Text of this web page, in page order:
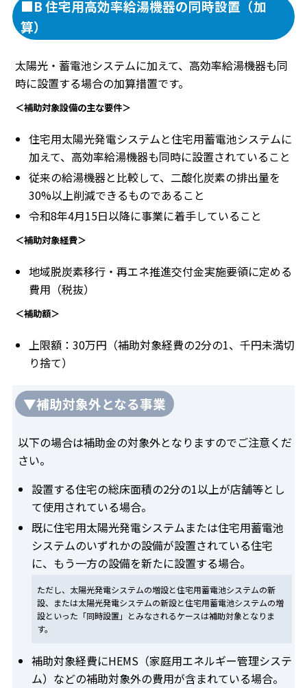
■B 住宅用高効率給湯機器の同時設置（加
算）
太陽光・蓄電池システムに加えて、高効率給湯機器も同
時に設置する場合の加算措置です。
＜補助対象設備の主な要件＞
住宅用太陽光発電システムと住宅用蓄電池システムに
加えて、高効率給湯機器も同時に設置されていること
従来の給湯機器と比較して、二酸化炭素の排出量を
30%以上削減できるものであること
令和8年4月15日以降に事業に着手していること
＜補助対象経費＞
地域脱炭素移行・再エネ推進交付金実施要領に定める
費用（税抜）
＜補助額＞
上限額：30万円（補助対象経費の2分の1、千円未満切
り捨て）
▼補助対象外となる事業
以下の場合は補助金の対象外となりますのでご注意くだ
さい。
設置する住宅の総床面積の2分の1以上が店舗等とし
て使用されている場合。
既に住宅用太陽光発電システムまたは住宅用蓄電池
システムのいずれかの設備が設置されている住宅
に、もう一方の設備を新たに設置する場合。
ただし、太陽光発電システムの増設と住宅用蓄電池システムの新
設、または太陽光発電システムの新設と住宅用蓄電池システムの増
設といった「同時設置」とみなされるケースは補助対象となりま
す。
補助対象経費にHEMS（家庭用エネルギー管理システ
ム）などの補助対象外の費用が含まれている場合。